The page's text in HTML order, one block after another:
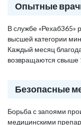
Опытные
В службе «Рехаб365»
высшей категории
Каждый месяц
возвращаются свыше
Безопасные
Борьба с запоями
медицинскими